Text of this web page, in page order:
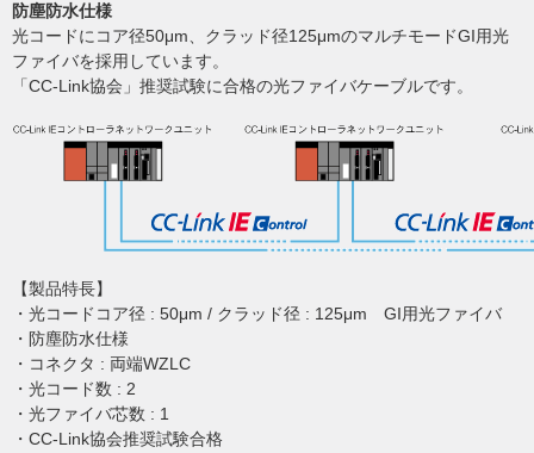
防塵防水仕様
光コードにコア径50μm、クラッド径125μmのマルチモードGI用光
ファイバを採用しています。
「CC-Link協会」推奨試験に合格の光ファイバケーブルです。
【製品特長】
・光コードコア径 : 50μm / クラッド径 : 125μm GI用光ファイバ
・防塵防水仕様
・コネクタ : 両端WZLC
・光コード数 : 2
・光ファイバ芯数 : 1
・CC-Link協会推奨試験合格